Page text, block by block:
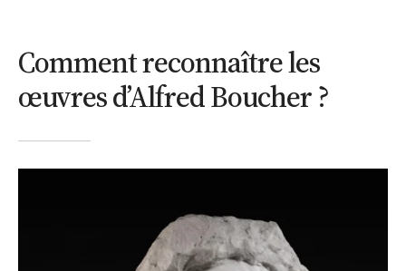
Comment reconnaître les
œuvres d’Alfred Boucher ?